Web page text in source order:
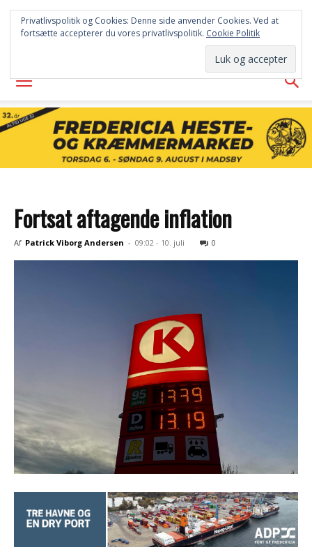
FREDERICIA
AVISEN
Fortsat aftagende inflation
Af Patrick Viborg Andersen - 09:02 - 10. juli 0
Privatlivspolitik og Cookies: Denne side anvender Cookies. Ved at
fortsætte accepterer du vores privatlivspolitik. Cookie Politik